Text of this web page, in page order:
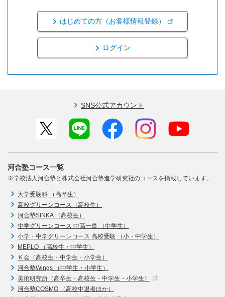
はじめての方（お客様情報登録）
ログイン
SNS公式アカウント
河合塾コース一覧
※学校法人河合塾と株式会社河合塾進学研究社のコースを掲載しています。
大学受験科 （高卒生）
高校グリーンコース（高校生）
河合塾SINKA （高校生）
中学グリーンコース 中高一貫 （中学生）
小学・中学グリーンコース 高校受験 （小・中学生）
MEPLO （高校生・中学生）
Ｋ会（高校生・中学生・小学生）
河合塾Wings （中学生・小学生）
美術研究所（高卒生・高校生・中学生・小学生）
河合塾COSMO （高校中退者ほか）